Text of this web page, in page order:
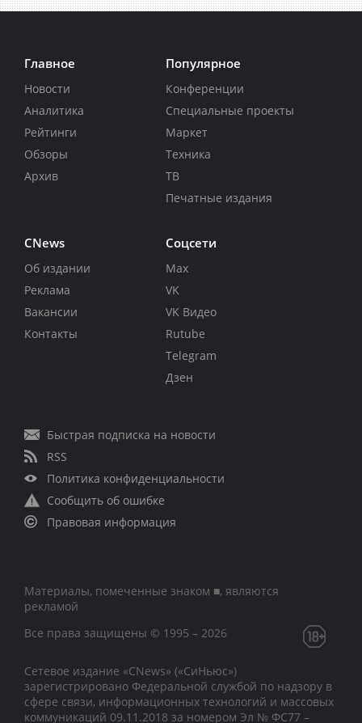
Главное
Новости
Аналитика
Рейтинги
Обзоры
Архив
Популярное
Конференции
Специальные проекты
Маркет
Техника
ТВ
Печатные издания
CNews
Об издании
Реклама
Вакансии
Контакты
Соцсети
Max
VK
VK Видео
Rutube
Telegram
Дзен
Быстрая подписка на новости
RSS
Политика конфиденциальности
Сообщить об ошибке
Правовая информация
Материалы, помеченные знаком ■, являются
рекламой
Все права защищены © 1995 – 2026
Сетевое издание «CNews» («СиНьюс»)
зарегистрировано Федеральной службой по надзору в
сфере связи, информационных технологий и массовых
коммуникаций 09.11.2018 за номером Эл № ФС77 –